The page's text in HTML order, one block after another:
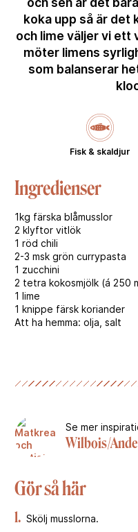
koka upp så är det
och lime väljer vi ett
möter limens
som balanserar
Fisk & skaldjur
Ingredienser
1kg färska blåmusslor
2 klyftor vitlök
1 röd chili
2-3 msk grön currypasta
1 zucchini
2 tetra kokosmjölk (á 250
1 lime
1 knippe färsk koriander
Att ha hemma: olja, salt
Se mer
Wilbois/
Gör så här
1. Skölj musslorna.